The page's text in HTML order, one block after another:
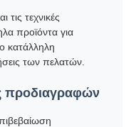
τις τεχνικές
προϊόντα για
κατάλληλη
των πελατών.
προδιαγραφών